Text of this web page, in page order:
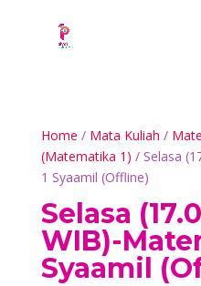
Home / Mata Kuliah /
(Matematika 1) / Selasa
1 Syaamil (Offline)
Selasa
WIB)-
Syaamil